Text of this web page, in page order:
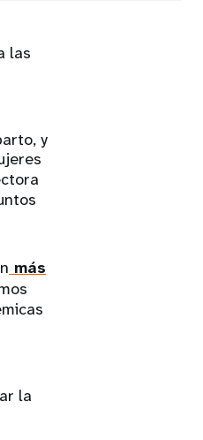
las
y
más
la